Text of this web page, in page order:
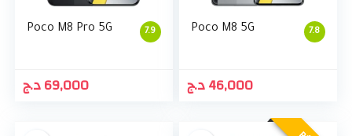
7.9
Poco M8 Pro 5G
69,000د.ج
7.8
Poco M8 5G
46,000د.ج